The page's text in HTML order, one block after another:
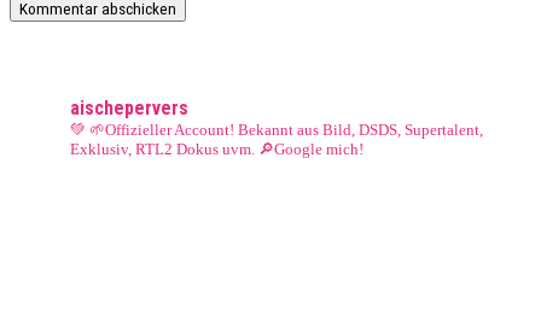
aischepervers
💚 🌱Offizieller Account! Bekannt aus Bild, DSDS, Supertalent,
Exklusiv, RTL2 Dokus uvm. 🔎Google mich!